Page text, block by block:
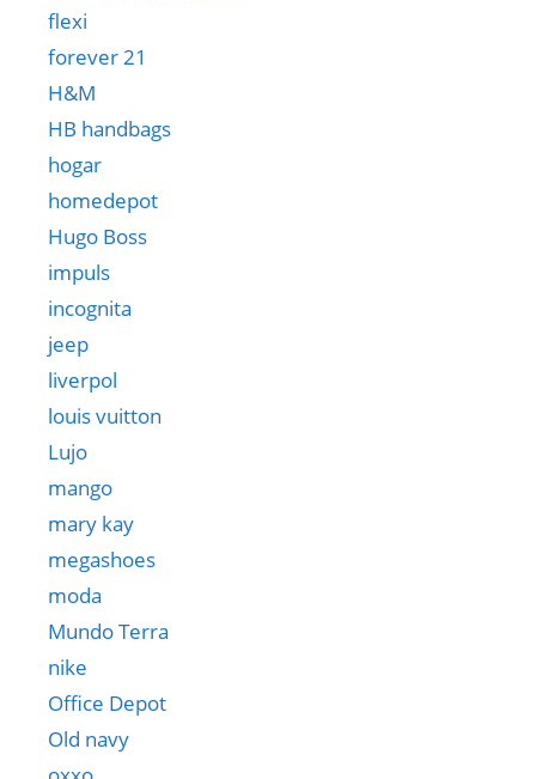
flexi
forever 21
H&M
HB handbags
hogar
homedepot
Hugo Boss
impuls
incognita
jeep
liverpol
louis vuitton
Lujo
mango
mary kay
megashoes
moda
Mundo Terra
nike
Office Depot
Old navy